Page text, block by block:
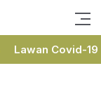
Lawan Covid-19